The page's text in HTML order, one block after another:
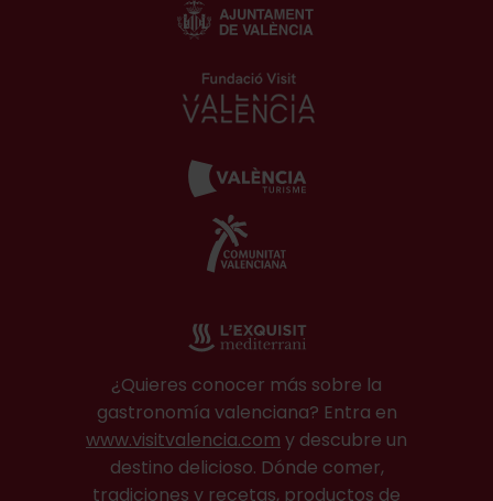
¿Quieres conocer más sobre la
gastronomía valenciana? Entra en
www.visitvalencia.com y descubre un
destino delicioso. Dónde comer,
tradiciones y recetas, productos de